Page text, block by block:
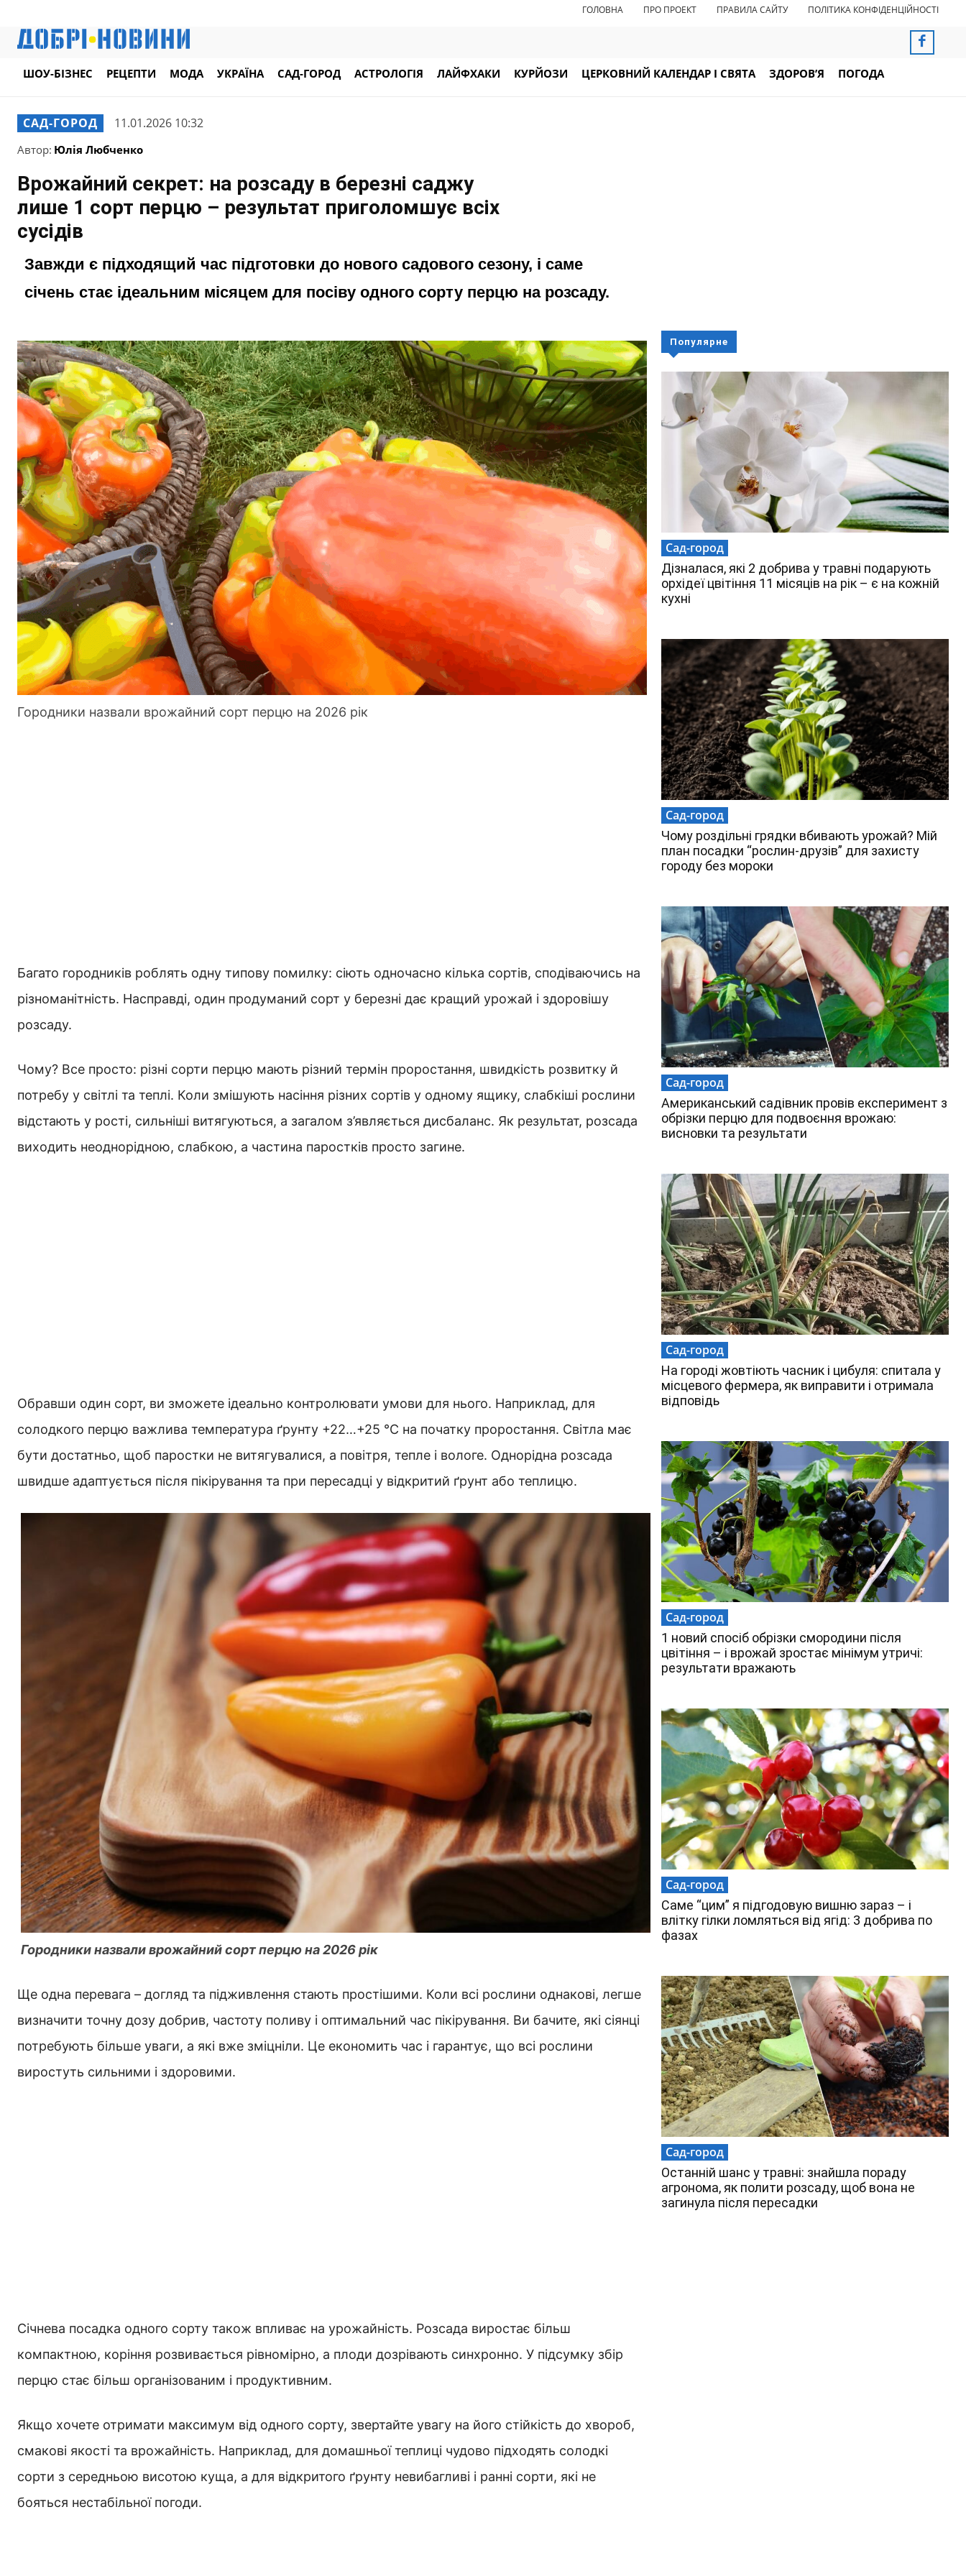
ГОЛОВНА ПРО ПРОЕКТ ПРАВИЛА САЙТУ ПОЛІТИКА КОНФІДЕНЦІЙНОСТІ
ШОУ-БІЗНЕС РЕЦЕПТИ МОДА УКРАЇНА САД-ГОРОД АСТРОЛОГІЯ ЛАЙФХАКИ КУРЙОЗИ ЦЕРКОВНИЙ КАЛЕНДАР І СВЯТА ЗДОРОВ’Я ПОГОДА
САД-ГОРОД 11.01.2026 10:32
Автор: Юлія Любченко
Врожайний секрет: на розсаду в березні саджу
лише 1 сорт перцю – результат приголомшує всіх
сусідів
Завжди є підходящий час підготовки до нового садового сезону, і саме
січень стає ідеальним місяцем для посіву одного сорту перцю на розсаду.
Городники назвали врожайний сорт перцю на 2026 рік
Багато городників роблять одну типову помилку: сіють одночасно кілька сортів, сподіваючись на
різноманітність. Насправді, один продуманий сорт у березні дає кращий урожай і здоровішу
розсаду.
Чому? Все просто: різні сорти перцю мають різний термін проростання, швидкість розвитку й
потребу у світлі та теплі. Коли змішують насіння різних сортів у одному ящику, слабкіші рослини
відстають у рості, сильніші витягуються, а загалом з’являється дисбаланс. Як результат, розсада
виходить неоднорідною, слабкою, а частина паростків просто загине.
Обравши один сорт, ви зможете ідеально контролювати умови для нього. Наприклад, для
солодкого перцю важлива температура ґрунту +22…+25 °C на початку проростання. Світла має
бути достатньо, щоб паростки не витягувалися, а повітря, тепле і вологе. Однорідна розсада
швидше адаптується після пікірування та при пересадці у відкритий ґрунт або теплицю.
Городники назвали врожайний сорт перцю на 2026 рік
Ще одна перевага – догляд та підживлення стають простішими. Коли всі рослини однакові, легше
визначити точну дозу добрив, частоту поливу і оптимальний час пікірування. Ви бачите, які сіянці
потребують більше уваги, а які вже зміцніли. Це економить час і гарантує, що всі рослини
виростуть сильними і здоровими.
Січнева посадка одного сорту також впливає на урожайність. Розсада виростає більш
компактною, коріння розвивається рівномірно, а плоди дозрівають синхронно. У підсумку збір
перцю стає більш організованим і продуктивним.
Якщо хочете отримати максимум від одного сорту, звертайте увагу на його стійкість до хвороб,
смакові якості та врожайність. Наприклад, для домашньої теплиці чудово підходять солодкі
сорти з середньою висотою куща, а для відкритого ґрунту невибагливі і ранні сорти, які не
бояться нестабільної погоди.
Популярне
Сад-город
Дізналася, які 2 добрива у травні подарують
орхідеї цвітіння 11 місяців на рік – є на кожній
кухні
Сад-город
Чому роздільні грядки вбивають урожай? Мій
план посадки “рослин-друзів” для захисту
городу без мороки
Сад-город
Американський садівник провів експеримент з
обрізки перцю для подвоєння врожаю:
висновки та результати
Сад-город
На городі жовтіють часник і цибуля: спитала у
місцевого фермера, як виправити і отримала
відповідь
Сад-город
1 новий спосіб обрізки смородини після
цвітіння – і врожай зростає мінімум утричі:
результати вражають
Сад-город
Саме “цим” я підгодовую вишню зараз – і
влітку гілки ломляться від ягід: 3 добрива по
фазах
Сад-город
Останній шанс у травні: знайшла пораду
агронома, як полити розсаду, щоб вона не
загинула після пересадки